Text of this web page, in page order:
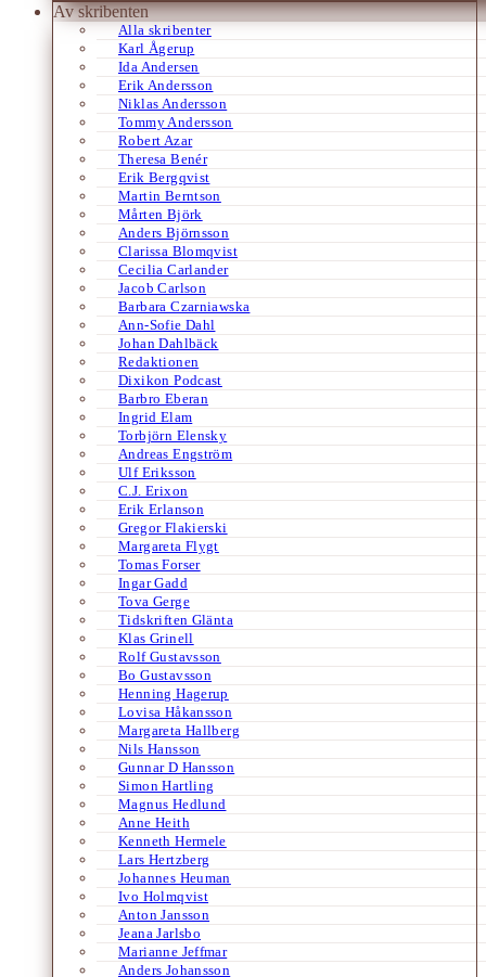
Av skribenten
Alla skribenter
Karl Ågerup
Ida Andersen
Erik Andersson
Niklas Andersson
Tommy Andersson
Robert Azar
Theresa Benér
Erik Bergqvist
Martin Berntson
Mårten Björk
Anders Björnsson
Clarissa Blomqvist
Cecilia Carlander
Jacob Carlson
Barbara Czarniawska
Ann-Sofie Dahl
Johan Dahlbäck
Redaktionen
Dixikon Podcast
Barbro Eberan
Ingrid Elam
Torbjörn Elensky
Andreas Engström
Ulf Eriksson
C.J. Erixon
Erik Erlanson
Gregor Flakierski
Margareta Flygt
Tomas Forser
Ingar Gadd
Tova Gerge
Tidskriften Glänta
Klas Grinell
Rolf Gustavsson
Bo Gustavsson
Henning Hagerup
Lovisa Håkansson
Margareta Hallberg
Nils Hansson
Gunnar D Hansson
Simon Hartling
Magnus Hedlund
Anne Heith
Kenneth Hermele
Lars Hertzberg
Johannes Heuman
Ivo Holmqvist
Anton Jansson
Jeana Jarlsbo
Marianne Jeffmar
Anders Johansson